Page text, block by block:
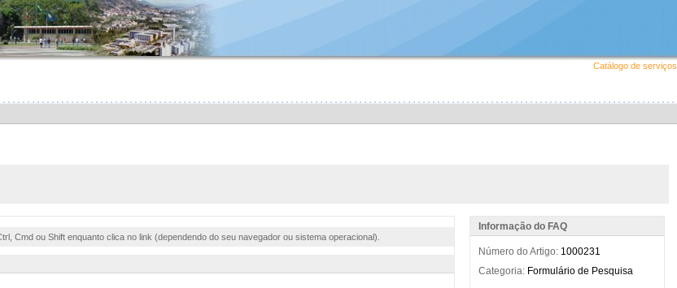
Catálogo de serviços
Cmd ou Shift enquanto clica no link (dependendo do seu navegador ou sistema operacional).
Informação do FAQ
Número do Artigo: 1000231
Categoria: Formulário de Pesquisa